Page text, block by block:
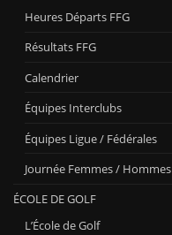
Heures Départs FFG
Résultats FFG
Calendrier
Équipes Interclubs
Équipes Ligue / Fédérales
Journée Femmes / Hommes
ÉCOLE DE GOLF
L’École de Golf